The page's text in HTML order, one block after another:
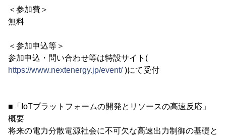
＜参加費＞
無料
＜参加申込等＞
参加申込・問い合わせ等は特設サイト(
https://www.nextenergy.jp/event/)にて受付
■「IoTプラットフォームの開発とリソースの高速反応」
概要
将来の電力分散電源社会に不可欠な高速出力制御の基礎と